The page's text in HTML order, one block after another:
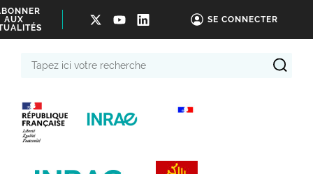
AUX
SE CONNECTER